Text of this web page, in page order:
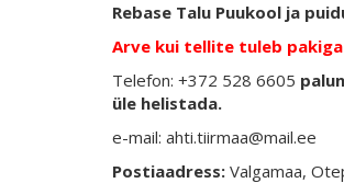
Rebase Talu Puukool ja
Arve kui tellite tuleb pakiga
Telefon: +372 528 6605
üle helistada.
e-mail: ahti.tiirmaa@mail.ee
Postiaadress: Valgamaa,